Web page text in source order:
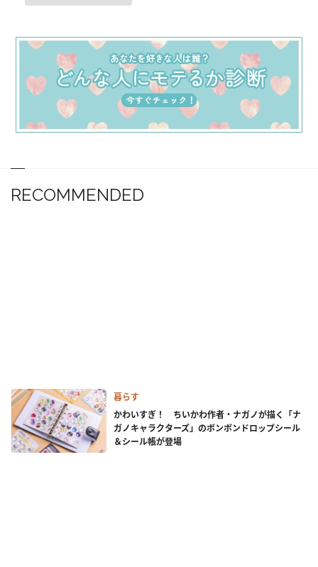
RECOMMENDED
暮らす
かわいすぎ！ ちいかわ作者・ナガノが描く「ナ
ガノキャラクターズ」のボンボンドロップシール
＆シール帳が登場